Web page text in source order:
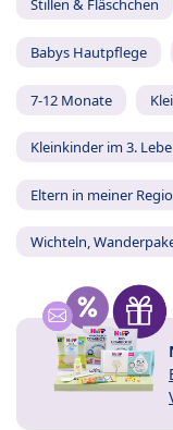
Stillen & Fläschchen
Babys Hautpflege
7-12 Monate
Kleinkinder im 3.
Eltern in meiner
Wichteln,